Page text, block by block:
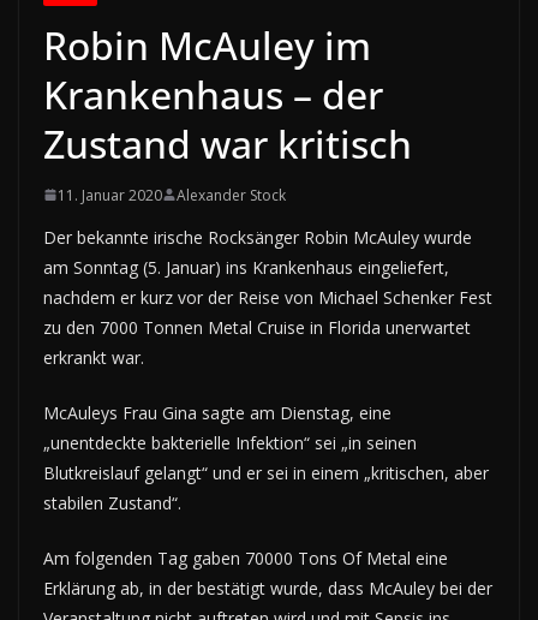
Robin McAuley im
Krankenhaus – der
Zustand war kritisch
11. Januar 2020 Alexander Stock
Der bekannte irische Rocksänger Robin McAuley wurde
am Sonntag (5. Januar) ins Krankenhaus eingeliefert,
nachdem er kurz vor der Reise von Michael Schenker Fest
zu den 7000 Tonnen Metal Cruise in Florida unerwartet
erkrankt war.
McAuleys Frau Gina sagte am Dienstag, eine
„unentdeckte bakterielle Infektion“ sei „in seinen
Blutkreislauf gelangt“ und er sei in einem „kritischen, aber
stabilen Zustand“.
Am folgenden Tag gaben 70000 Tons Of Metal eine
Erklärung ab, in der bestätigt wurde, dass McAuley bei der